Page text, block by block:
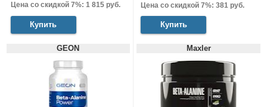
Цена со скидкой 7%: 1 815 руб.
Купить
Цена со скидкой 7%: 381 руб.
Купить
GEON Maxler